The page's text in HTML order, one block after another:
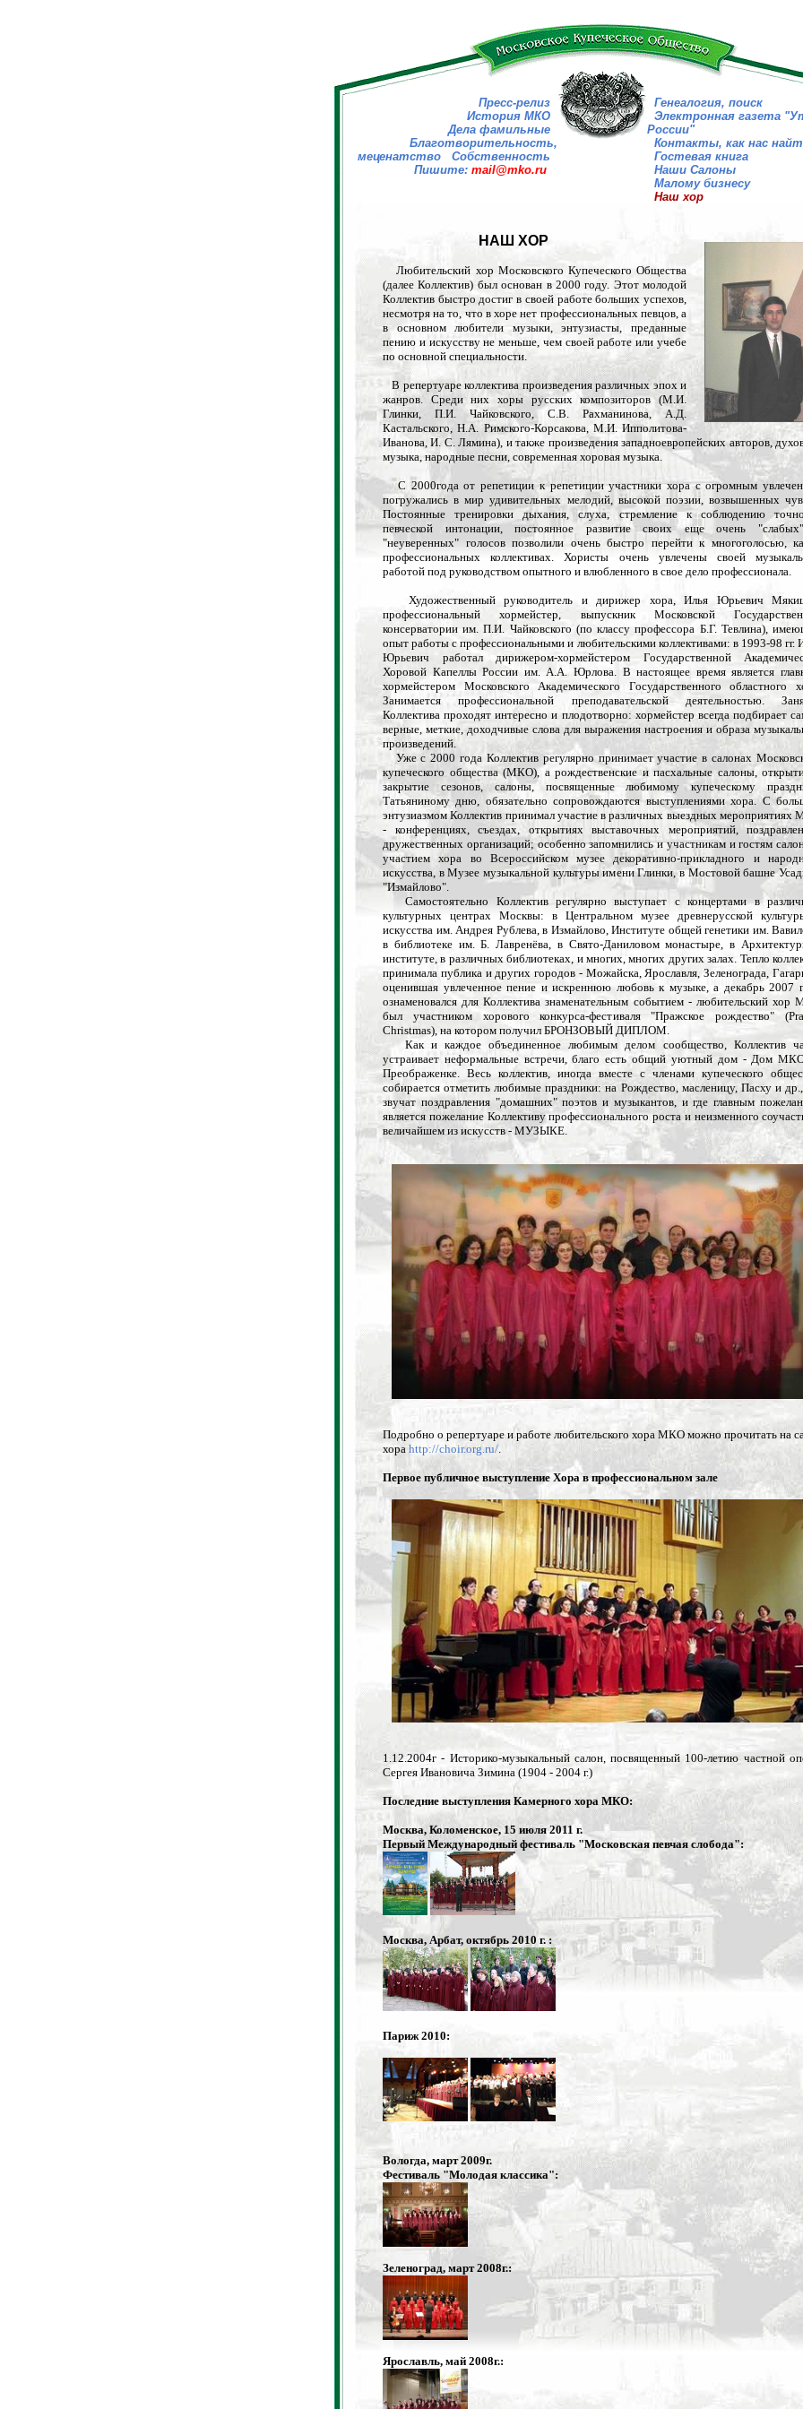
Пресс-релиз
История МКО
Дела фамильные
Благотворительность,
меценатство
Собственность
Пишите: mail@mko.ru
Генеалогия, поиск
Электронная газета
России"
Контакты, как нас
Гостевая книга
Наши Салоны
Малому бизнесу
Наш хор
НАШ ХОР
Любительский хор Московского Купеческого Общества
(далее Коллектив) был основан в 2000 году. Этот молодой
Коллектив быстро достиг в своей работе больших успехов,
несмотря на то, что в хоре нет профессиональных певцов, а
в основном любители музыки, энтузиасты, преданные
пению и искусству не меньше, чем своей работе или учебе
по основной специальности.
В репертуаре коллектива произведения различных эпох и
жанров. Среди них хоры русских композиторов (М.И.
Глинки, П.И. Чайковского, С.В. Рахманинова, А.Д.
Кастальского, Н.А. Римского-Корсакова, М.И. Ипполитова-
Иванова, И. С. Лямина), и также произведения западноевропейских авторов,
музыка, народные песни, современная хоровая музыка.
С 2000года от репетиции к репетиции участники хора с огромным
погружались в мир удивительных мелодий, высокой поэзии, возвышенных
Постоянные тренировки дыхания, слуха, стремление к соблюдению
певческой интонации, постоянное развитие своих еще очень
"неуверенных" голосов позволили очень быстро перейти к многоголосью,
профессиональных коллективах. Хористы очень увлечены своей
работой под руководством опытного и влюбленного в свое дело профессионала.
Художественный руководитель и дирижер хора, Илья Юрьевич
профессиональный хормейстер, выпускник Московской
консерватории им. П.И. Чайковского (по классу профессора Б.Г. Тевлина),
опыт работы с профессиональными и любительскими коллективами: в 1993-98 гг.
Юрьевич работал дирижером-хормейстером Государственной
Хоровой Капеллы России им. А.А. Юрлова. В настоящее время является
хормейстером Московского Академического Государственного областного
Занимается профессиональной преподавательской деятельностью.
Коллектива проходят интересно и плодотворно: хормейстер всегда подбирает
верные, меткие, доходчивые слова для выражения настроения и образа
произведений.
Уже с 2000 года Коллектив регулярно принимает участие в салонах
купеческого общества (МКО), а рождественские и пасхальные салоны,
закрытие сезонов, салоны, посвященные любимому купеческому
Татьяниному дню, обязательно сопровождаются выступлениями хора. С
энтузиазмом Коллектив принимал участие в различных выездных мероприятиях
- конференциях, съездах, открытиях выставочных мероприятий,
дружественных организаций; особенно запомнились и участникам и гостям
участием хора во Всероссийском музее декоративно-прикладного и
искусства, в Музее музыкальной культуры имени Глинки, в Мостовой башне
"Измайлово".
Самостоятельно Коллектив регулярно выступает с концертами в
культурных центрах Москвы: в Центральном музее древнерусской
искусства им. Андрея Рублева, в Измайлово, Институте общей генетики им.
в библиотеке им. Б. Лавренёва, в Свято-Даниловом монастыре, в
институте, в различных библиотеках, и многих, многих других залах. Тепло
принимала публика и других городов - Можайска, Ярославля, Зеленограда,
оценившая увлеченное пение и искреннюю любовь к музыке, а декабрь 2007
ознаменовался для Коллектива знаменательным событием - любительский хор
был участником хорового конкурса-фестиваля "Пражское рождество"
Christmas), на котором получил БРОНЗОВЫЙ ДИПЛОМ.
Как и каждое объединенное любимым делом сообщество, Коллектив
устраивает неформальные встречи, благо есть общий уютный дом - Дом
Преображенке. Весь коллектив, иногда вместе с членами купеческого
собирается отметить любимые праздники: на Рождество, масленицу, Пасху и др.,
звучат поздравления "домашних" поэтов и музыкантов, и где главным
является пожелание Коллективу профессионального роста и неизменного
величайшем из искусств - МУЗЫКЕ.
Подробно о репертуаре и работе любительского хора МКО можно прочитать на
хора http://choir.org.ru/.
Первое публичное выступление Хора в профессиональном зале
1.12.2004г - Историко-музыкальный салон, посвященный 100-летию частной
Сергея Ивановича Зимина (1904 - 2004 г.)
Последние выступления Камерного хора МКО:
Москва, Коломенское, 15 июля 2011 г.
Первый Международный фестиваль "Московская певчая слобода":
Москва, Арбат, октябрь 2010 г. :
Париж 2010:
Вологда, март 2009г.
Фестиваль "Молодая классика":
Зеленоград, март 2008г.:
Ярославль, май 2008г.: